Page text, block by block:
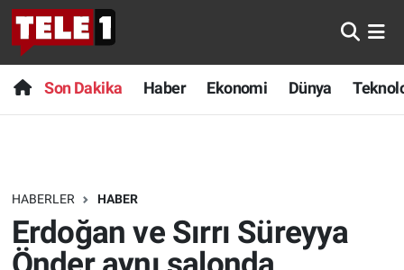
Son Dakika Haber Ekonomi Dünya
HABERLER HABER
Erdoğan ve Sırrı Süreyya
Anında Manşet
Başka Sohbetler
Bilim turu
Bilim ve Teknoloji Evreni
Son Dakika
Haber
Dünya
Teknoloji
Nöbetçi Eczaneler
Hava Durumu
Trafik Durumu
Süper Lig Puan Durumu ve Fikstür